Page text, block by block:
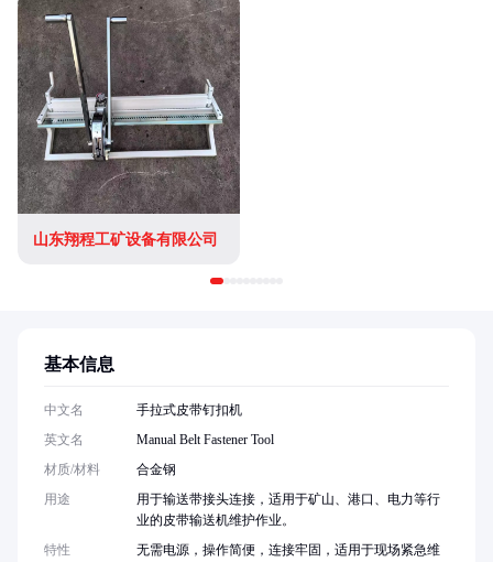
山东翔程工矿设备有限公司
基本信息
中文名
手拉式皮带钉扣机
英文名
Manual Belt Fastener Tool
材质/材料
合金钢
用途
用于输送带接头连接，适用于矿山、港口、电力等行
业的皮带输送机维护作业。
特性
无需电源，操作简便，连接牢固，适用于现场紧急维